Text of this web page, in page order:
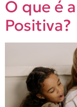
O que é
Positiva?